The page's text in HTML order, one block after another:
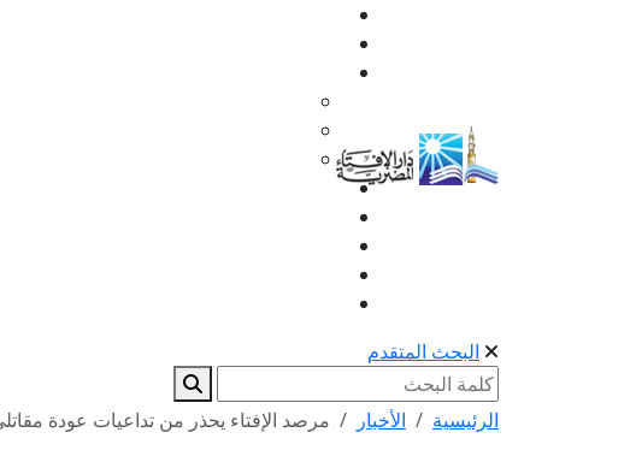
البحث المتقدم
الرئيسية الأخبار
مرصد الإفتاء يحذر من تداعيات عودة